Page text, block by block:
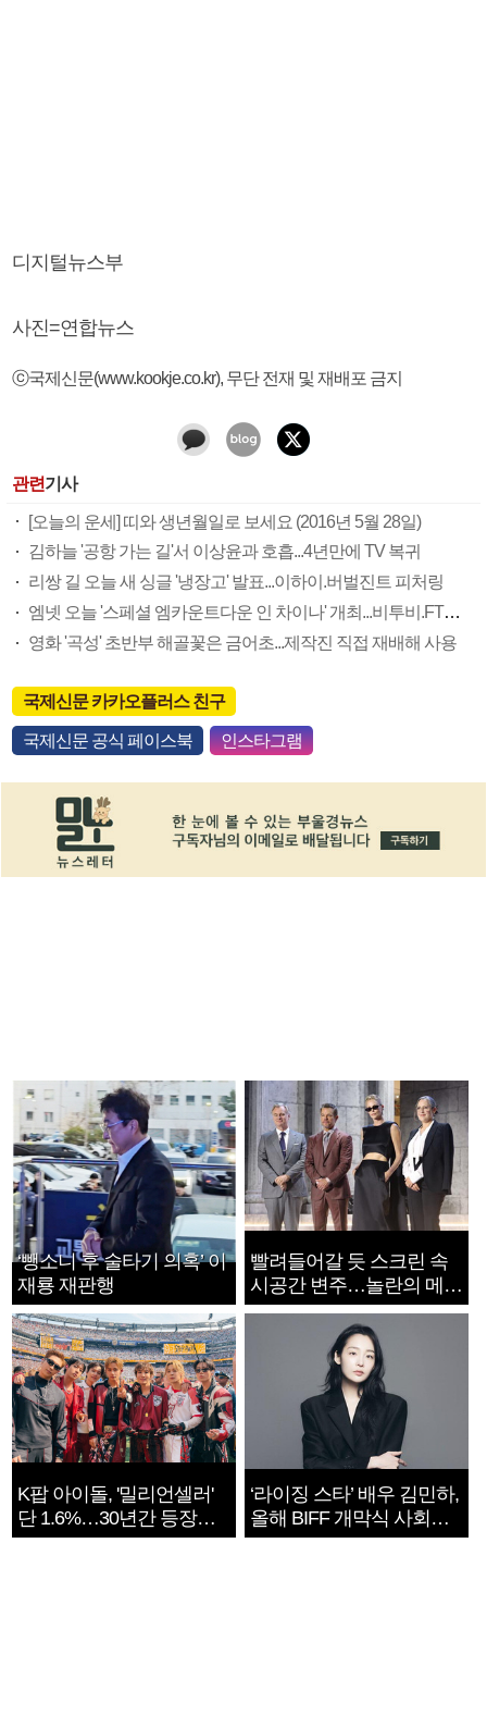
디지털뉴스부
사진=연합뉴스
ⓒ국제신문(www.kookje.co.kr), 무단 전재 및 재배포 금지
관련기사
[오늘의 운세] 띠와 생년월일로 보세요 (2016년 5월 28일)
김하늘 '공항 가는 길'서 이상윤과 호흡...4년만에 TV 복귀
리쌍 길 오늘 새 싱글 '냉장고' 발표...이하이.버벌진트 피처링
엠넷 오늘 '스페셜 엠카운트다운 인 차이나' 개최...비투비.FT아일랜드.여자친구 등 출연
영화 '곡성' 초반부 해골꽃은 금어초...제작진 직접 재배해 사용
국제신문 카카오플러스 친구
국제신문 공식 페이스북 인스타그램
‘뺑소니 후 술타기 의혹’ 이
재룡 재판행
빨려들어갈 듯 스크린 속
시공간 변주…놀란의 메시
지는 ‘전쟁 속죄’
K팝 아이돌, '밀리언셀러'
단 1.6%…30년간 등장
1182개팀 전수조사
‘라이징 스타’ 배우 김민하,
올해 BIFF 개막식 사회자
확정